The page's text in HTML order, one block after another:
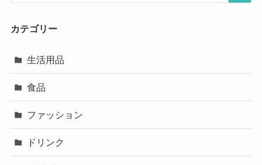
カテゴリー
生活用品
食品
ファッション
ドリンク